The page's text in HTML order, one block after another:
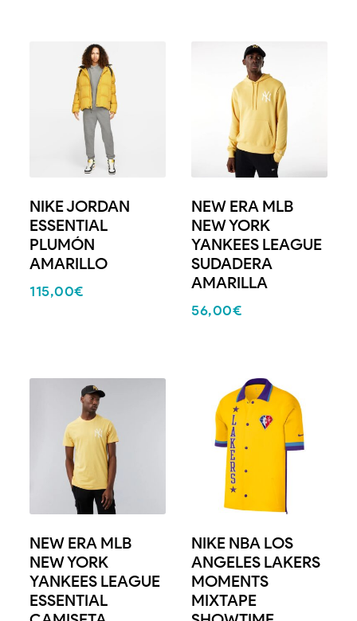
NIKE JORDAN
ESSENTIAL
PLUMÓN
AMARILLO
115,00€
NEW ERA MLB
NEW YORK
YANKEES LEAGUE
SUDADERA
AMARILLA
56,00€
NEW ERA MLB
NEW YORK
YANKEES LEAGUE
ESSENTIAL
NIKE NBA LOS
ANGELES LAKERS
MOMENTS
MIXTAPE